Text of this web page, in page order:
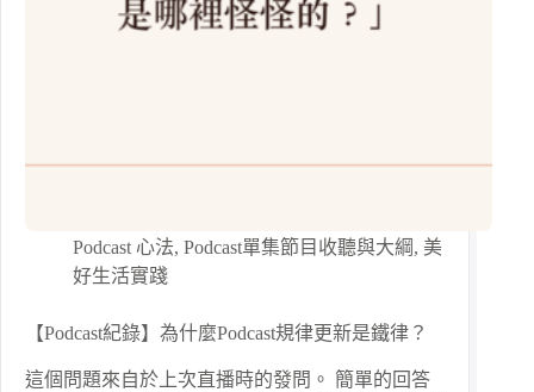
Podcast 心法, Podcast單集節目收聽與大綱, 美
好生活實踐
【Podcast紀錄】為什麼Podcast規律更新是鐵律？
這個問題來自於上次直播時的發問。 簡單的回答